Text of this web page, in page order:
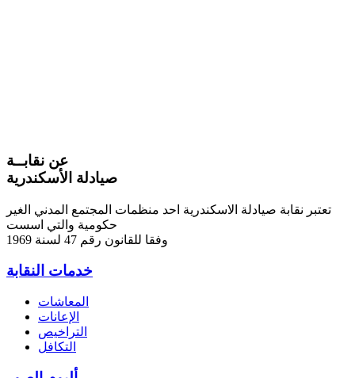
عن نقابــة
صيادلة الأسكندرية
تعتبر نقابة صيادلة الاسكندرية احد منظمات المجتمع المدني الغير
حكومية والتي اسست
وفقا للقانون رقم 47 لسنة 1969
خدمات النقابة
المعاشات
الإعانات
التراخيص
التكافل